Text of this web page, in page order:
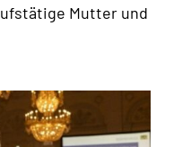
Mutter und